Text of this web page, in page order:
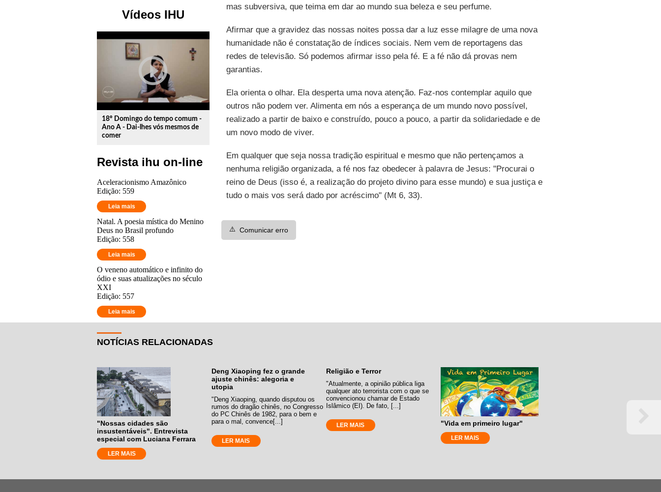
Vídeos IHU
play_circle_outline
18º Domingo do tempo comum -
Ano A - Dai-lhes vós mesmos de
comer
Revista ihu on-line
Aceleracionismo Amazônico
Edição: 559
Leia mais
Natal. A poesia mística do Menino
Deus no Brasil profundo
Edição: 558
Leia mais
O veneno automático e infinito do
ódio e suas atualizações no século
XXI
Edição: 557
Leia mais
mas subversiva, que teima em dar ao mundo sua beleza e seu perfume.
Afirmar que a gravidez das nossas noites possa dar a luz esse milagre de uma nova
humanidade não é constatação de índices sociais. Nem vem de reportagens das
redes de televisão. Só podemos afirmar isso pela fé. E a fé não dá provas nem
garantias.
Ela orienta o olhar. Ela desperta uma nova atenção. Faz-nos contemplar aquilo que
outros não podem ver. Alimenta em nós a esperança de um mundo novo possível,
realizado a partir de baixo e construído, pouco a pouco, a partir da solidariedade e de
um novo modo de viver.
Em qualquer que seja nossa tradição espiritual e mesmo que não pertençamos a
nenhuma religião organizada, a fé nos faz obedecer à palavra de Jesus: "Procurai o
reino de Deus (isso é, a realização do projeto divino para esse mundo) e sua justiça e
tudo o mais vos será dado por acréscimo" (Mt 6, 33).
⚠️ Comunicar erro
NOTÍCIAS RELACIONADAS
"Nossas cidades são
insustentáveis". Entrevista
especial com Luciana Ferrara
LER MAIS
Deng Xiaoping fez o grande
ajuste chinês: alegoria e
utopia
"Deng Xiaoping, quando disputou os
rumos do dragão chinês, no Congresso
do PC Chinês de 1982, para o bem e
para o mal, convence[...]
LER MAIS
Religião e Terror
"Atualmente, a opinião pública liga
qualquer ato terrorista com o que se
convencionou chamar de Estado
Islâmico (EI). De fato, [...]
LER MAIS "Vida em primeiro lugar"
LER MAIS